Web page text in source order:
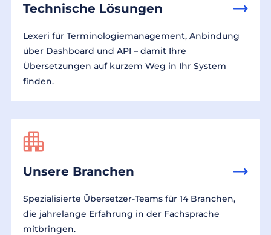
Technische Lösungen
Lexeri für Terminologiemanagement, Anbindung
über Dashboard und API – damit Ihre
Übersetzungen auf kurzem Weg in Ihr System
finden.
Unsere Branchen
Spezialisierte Übersetzer-Teams für 14 Branchen,
die jahrelange Erfahrung in der Fachsprache
mitbringen.